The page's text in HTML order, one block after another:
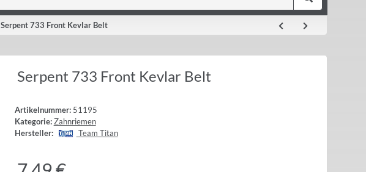
Serpent 733 Front Kevlar Belt
Serpent 733 Front Kevlar Belt
Artikelnummer: 51195
Kategorie:Zahnriemen
Hersteller:
Team Titan